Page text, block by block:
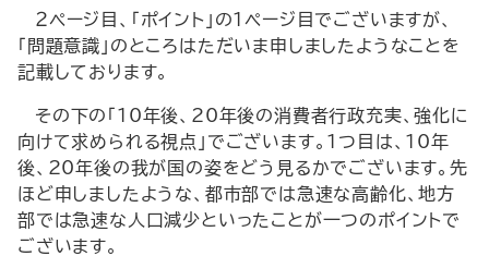
２ページ目、「ポイント」の１ページ目でございますが、
「問題意識」のところはただいま申しましたようなことを
記載しております。
その下の「10年後、20年後の消費者行政充実、強化に
向けて求められる視点」でございます。１つ目は、10年
後、20年後の我が国の姿をどう見るかでございます。先
ほど申しましたような、都市部では急速な高齢化、地方
部では急速な人口減少といったことが一つのポイントで
ございます。